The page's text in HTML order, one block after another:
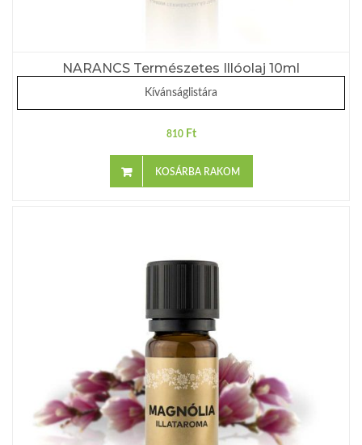
NARANCS Természetes Illóolaj 10ml
Kívánságlistára
810 Ft
KOSÁRBA RAKOM